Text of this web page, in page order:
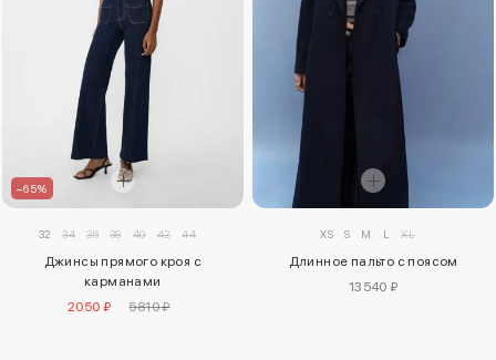
–65%
32 34 36 38 40 42 44
Джинсы прямого кроя с
карманами
2050 ₽
5810 ₽
XS S M L XL
Длинное пальто с поясом
13540 ₽